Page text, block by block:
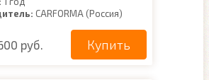
CARFORMA (Россия)
руб. Купить